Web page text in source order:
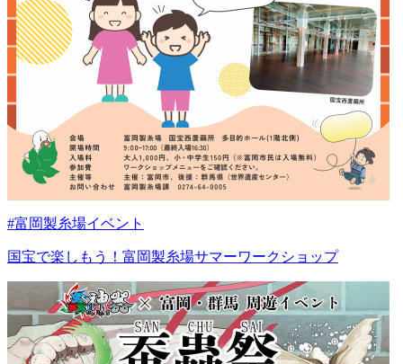
#富岡製糸場イベント
国宝で楽しもう！富岡製糸場サマーワークショップ